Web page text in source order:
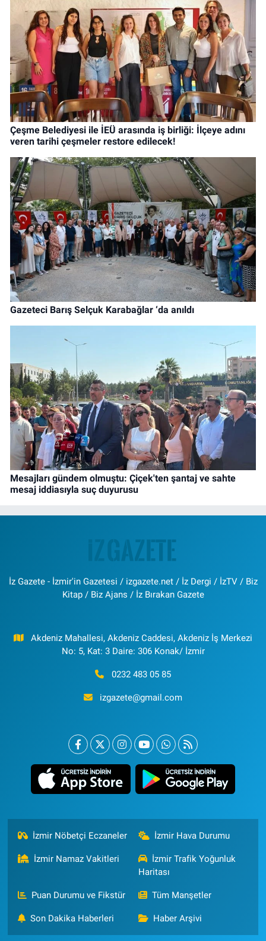
Çeşme Belediyesi ile İEÜ arasında iş birliği: İlçeye adını
veren tarihi çeşmeler restore edilecek!
Gazeteci Barış Selçuk Karabağlar ‘da anıldı
Mesajları gündem olmuştu: Çiçek'ten şantaj ve sahte
mesaj iddiasıyla suç duyurusu
İz Gazete - İzmir'in Gazetesi / izgazete.net / İz Dergi / İzTV / Biz
Kitap / Biz Ajans / İz Bırakan Gazete
Akdeniz Mahallesi, Akdeniz Caddesi, Akdeniz İş Merkezi
No: 5, Kat: 3 Daire: 306 Konak/ İzmir
0232 483 05 85
izgazete@gmail.com
İzmir Nöbetçi Eczaneler İzmir Hava Durumu
İzmir Namaz Vakitleri
İzmir Trafik Yoğunluk
Haritası
Puan Durumu ve Fikstür Tüm Manşetler
Son Dakika Haberleri Haber Arşivi